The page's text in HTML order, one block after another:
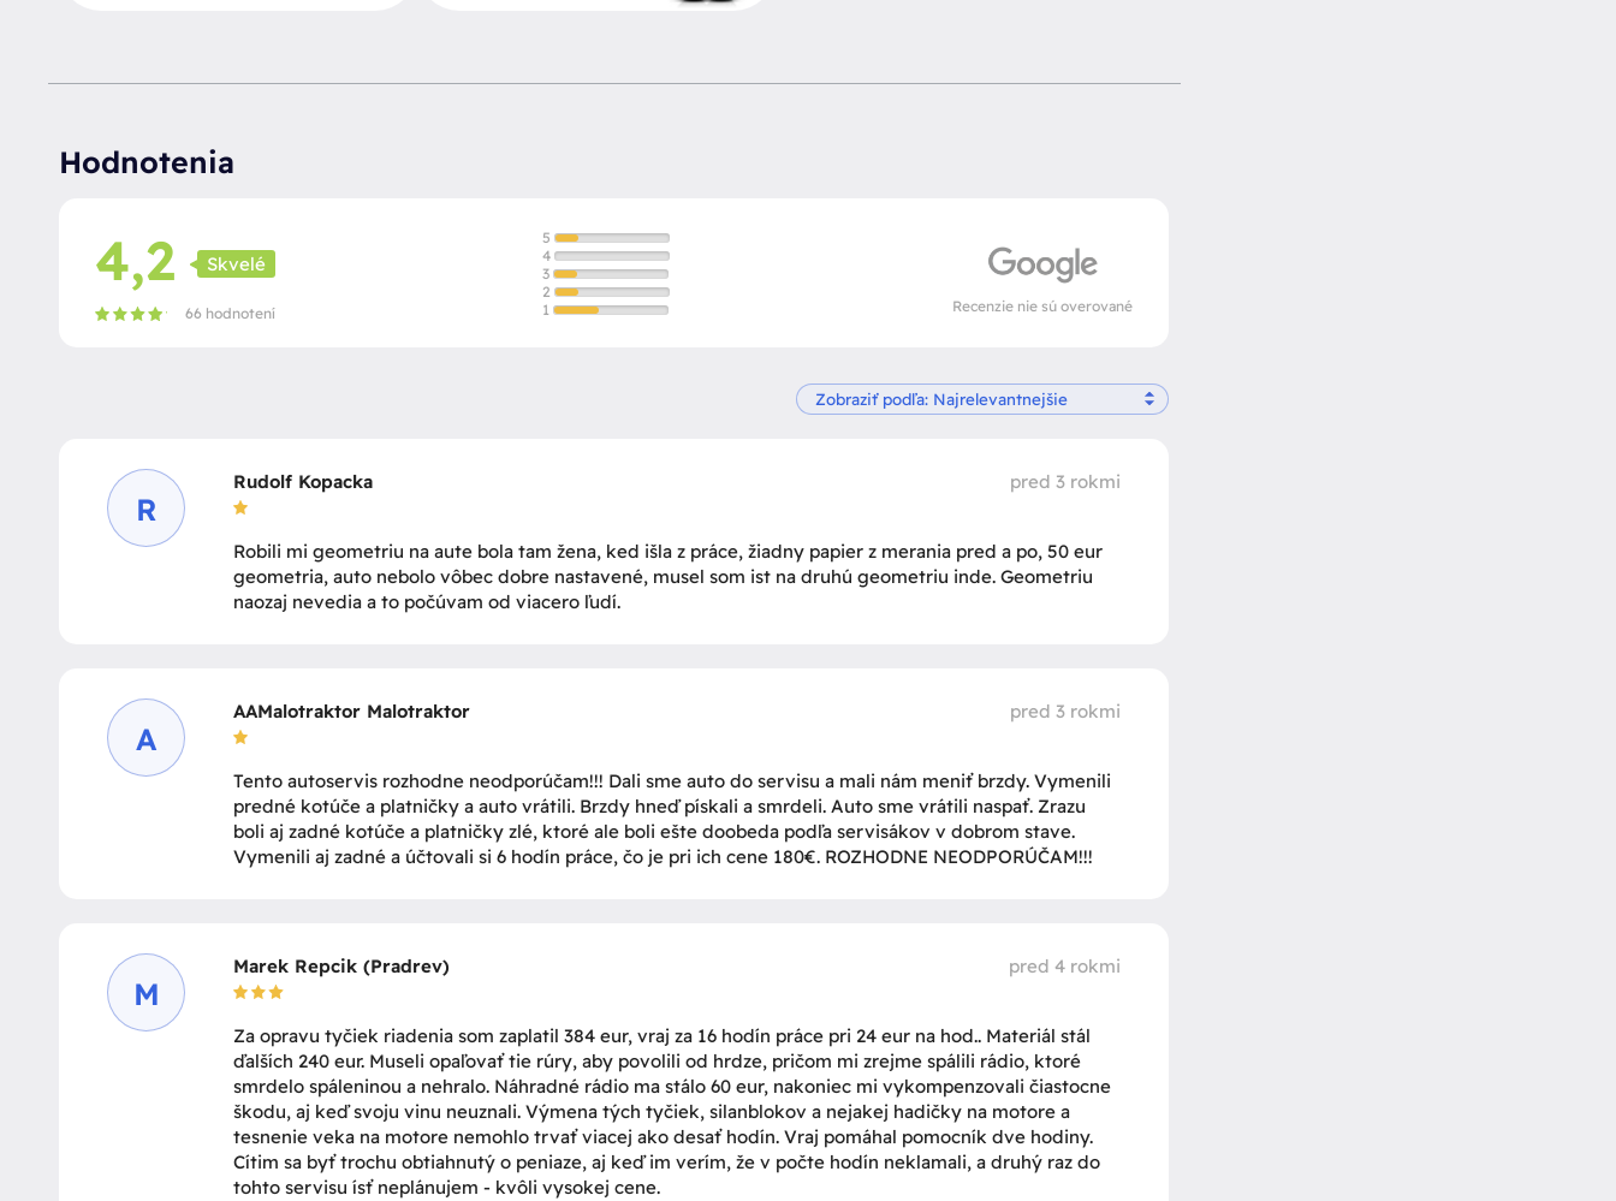
Hodnotenia
4,2 Skvelé
66 hodnotení
5
4
3
2
1
Recenzie nie sú overované
R
Rudolf Kopacka pred 3 rokmi
Robili mi geometriu na aute bola tam žena, ked išla z práce, žiadny papier z merania pred a po, 50 eur
geometria, auto nebolo vôbec dobre nastavené, musel som ist na druhú geometriu inde. Geometriu
naozaj nevedia a to počúvam od viacero ľudí.
A
AAMalotraktor Malotraktor pred 3 rokmi
Tento autoservis rozhodne neodporúčam!!! Dali sme auto do servisu a mali nám meniť brzdy. Vymenili
predné kotúče a platničky a auto vrátili. Brzdy hneď pískali a smrdeli. Auto sme vrátili naspať. Zrazu
boli aj zadné kotúče a platničky zlé, ktoré ale boli ešte doobeda podľa servisákov v dobrom stave.
Vymenili aj zadné a účtovali si 6 hodín práce, čo je pri ich cene 180€. ROZHODNE NEODPORÚČAM!!!
M
Marek Repcik (Pradrev) pred 4 rokmi
Za opravu tyčiek riadenia som zaplatil 384 eur, vraj za 16 hodín práce pri 24 eur na hod.. Materiál stál
ďalších 240 eur. Museli opaľovať tie rúry, aby povolili od hrdze, pričom mi zrejme spálili rádio, ktoré
smrdelo spáleninou a nehralo. Náhradné rádio ma stálo 60 eur, nakoniec mi vykompenzovali čiastocne
škodu, aj keď svoju vinu neuznali. Výmena tých tyčiek, silanblokov a nejakej hadičky na motore a
tesnenie veka na motore nemohlo trvať viacej ako desať hodín. Vraj pomáhal pomocník dve hodiny.
Cítim sa byť trochu obtiahnutý o peniaze, aj keď im verím, že v počte hodín neklamali, a druhý raz do
tohto servisu ísť neplánujem - kvôli vysokej cene.